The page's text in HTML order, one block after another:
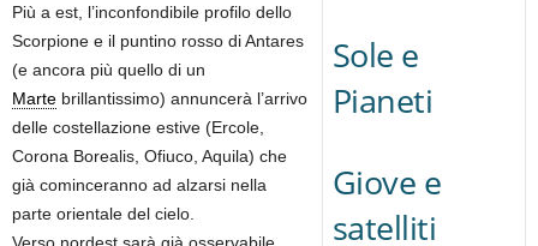
Sole e
Pianeti
Giove e
satelliti
Più a est, l’inconfondibile profilo dello
Scorpione e il puntino rosso di Antares
(e ancora più quello di un
Marte brillantissimo) annuncerà l’arrivo
delle costellazione estive (Ercole,
Corona Borealis, Ofiuco, Aquila) che
già cominceranno ad alzarsi nella
parte orientale del cielo.